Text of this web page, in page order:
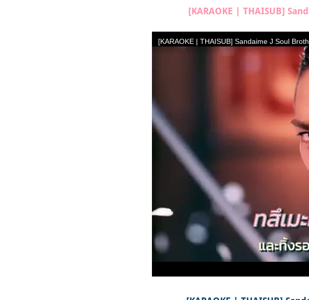
[KARAOKE | THAISUB]